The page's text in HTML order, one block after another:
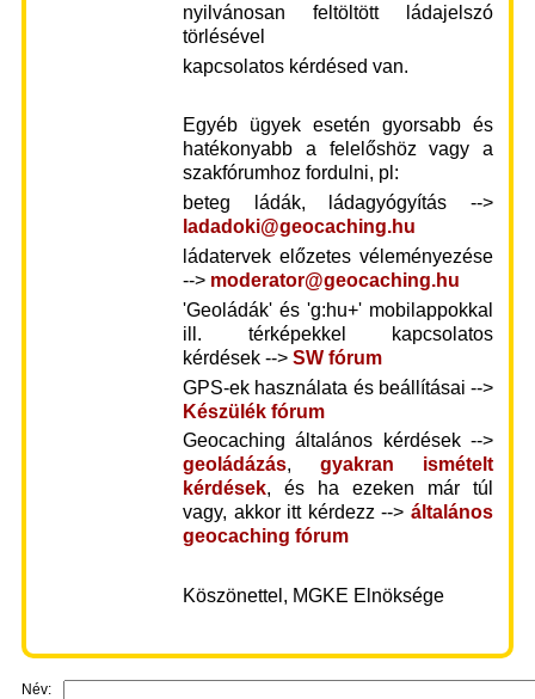
nyilvánosan feltöltött ládajelszó
törlésével
kapcsolatos kérdésed van.
Egyéb ügyek esetén gyorsabb és
hatékonyabb a felelőshöz vagy a
szakfórumhoz fordulni, pl:
beteg ládák, ládagyógyítás -->
ladadoki@geocaching.hu
ládatervek előzetes véleményezése
--> moderator@geocaching.hu
'Geoládák' és 'g:hu+' mobilappokkal
ill. térképekkel kapcsolatos
kérdések -->SW fórum
GPS-ek használata és beállításai -->
Készülék fórum
Geocaching általános kérdések -->
geoládázás, gyakran ismételt
kérdések, és ha ezeken már túl
vagy, akkor itt kérdezz --> általános
geocaching fórum
Köszönettel, MGKE Elnöksége
Név: